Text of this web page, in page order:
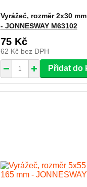
Vyrážeč, rozměr 2x30
- JONNESWAY M63102
75 Kč
62 Kč bez DPH
Přidat do